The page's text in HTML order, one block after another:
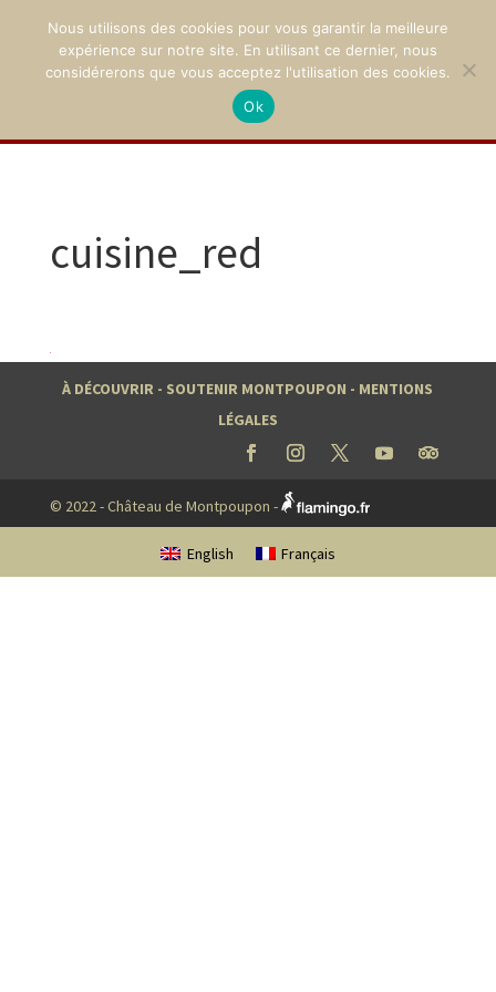
02 47 94 21 15
cuisine_red
À DÉCOUVRIR - SOUTENIR MONTPOUPON - MENTIONS
LÉGALES
© 2022 - Château de Montpoupon -
English Français
Nous utilisons des cookies pour vous garantir la meilleure
expérience sur notre site. En utilisant ce dernier, nous
considérerons que vous acceptez l'utilisation des cookies.
Ok